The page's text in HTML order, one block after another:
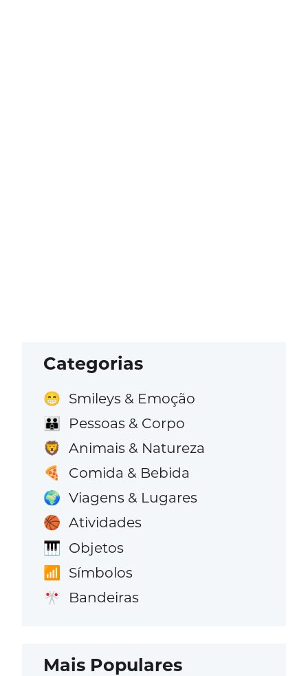
Categorias
😁 Smileys & Emoção
👪 Pessoas & Corpo
🦁 Animais & Natureza
🍕 Comida & Bebida
🌍 Viagens & Lugares
🏀 Atividades
🎹 Objetos
📶 Símbolos
🎌 Bandeiras
Mais Populares